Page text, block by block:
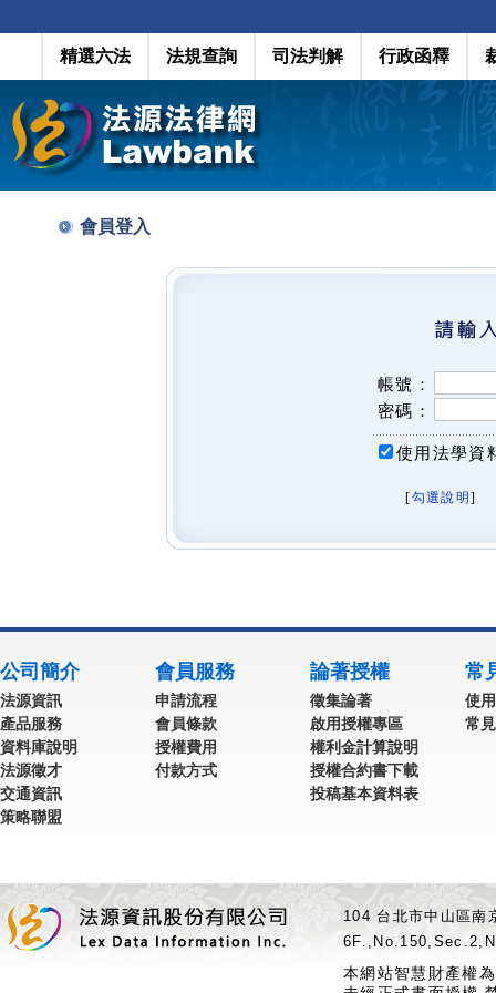
精選六法 法規查詢 司法判解 行政函釋
會員登入
帳號：
密碼：
使用法學資
[勾選說明 ]
公司簡介
法源資訊
產品服務
資料庫說明
法源徵才
交通資訊
策略聯盟
會員服務
申請流程
會員條款
授權費用
付款方式
論著授權
徵集論著
啟用授權專區
權利金計算說明
授權合約書下載
投稿基本資料表
常
使
常
104 台北市中山區
本網站智慧財產權